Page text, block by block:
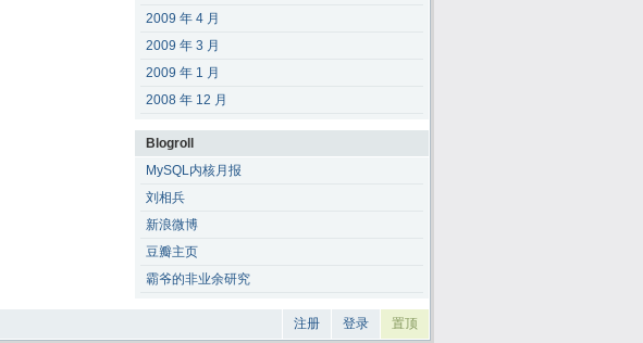
2009 年 4 月
2009 年 3 月
2009 年 1 月
2008 年 12 月
Blogroll
MySQL内核月报
刘相兵
新浪微博
豆瓣主页
霸爷的非业余研究
注册 登录 置顶